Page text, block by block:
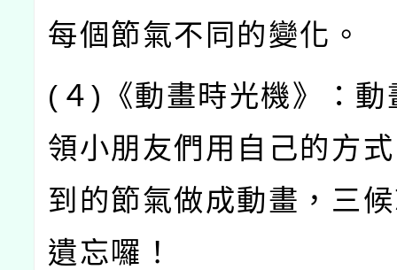
每個節氣不同的變化。
( ４) 《動畫時光機》：
領小朋友們用自己的方
到的節氣做成動畫，三
遺忘囉！